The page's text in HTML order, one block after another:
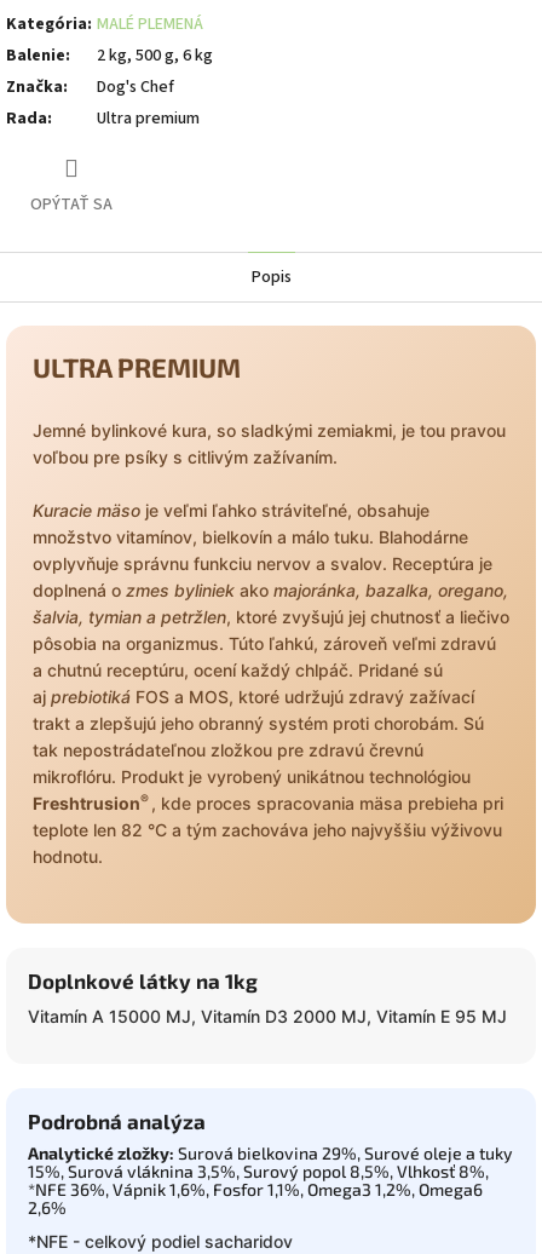
Kategória: MALÉ PLEMENÁ
Balenie:
2 kg, 500 g, 6 kg
Značka:
Dog's Chef
Rada: Ultra premium
OPÝTAŤ SA
Popis
ULTRA PREMIUM
Jemné bylinkové kura, so sladkými zemiakmi, je tou pravou
voľbou pre psíky s citlivým zažívaním.
Kuracie mäso je veľmi ľahko stráviteľné, obsahuje
množstvo vitamínov, bielkovín a málo tuku. Blahodárne
ovplyvňuje správnu funkciu nervov a svalov. Receptúra je
doplnená o zmes byliniek ako majoránka, bazalka, oregano,
šalvia, tymian a petržlen, ktoré zvyšujú jej chutnosť a liečivo
pôsobia na organizmus. Túto ľahkú, zároveň veľmi zdravú
a chutnú receptúru, ocení každý chlpáč. Pridané sú
aj prebiotiká FOS a MOS, ktoré udržujú zdravý zažívací
trakt a zlepšujú jeho obranný systém proti chorobám. Sú
tak nepostrádateľnou zložkou pre zdravú črevnú
mikroflóru. Produkt je vyrobený unikátnou technológiou
Freshtrusion® , kde proces spracovania mäsa prebieha pri
teplote len 82 °C a tým zachováva jeho najvyššiu výživovu
hodnotu.
Doplnkové látky na 1kg
Vitamín A 15000 MJ, Vitamín D3 2000 MJ, Vitamín E 95 MJ
Podrobná analýza
Analytické zložky: Surová bielkovina 29%, Surové oleje a tuky
15%, Surová vláknina 3,5%, Surový popol 8,5%, Vlhkosť 8%,
*NFE 36%, Vápnik 1,6%, Fosfor 1,1%, Omega3 1,2%, Omega6
2,6%
*NFE - celkový podiel sacharidov